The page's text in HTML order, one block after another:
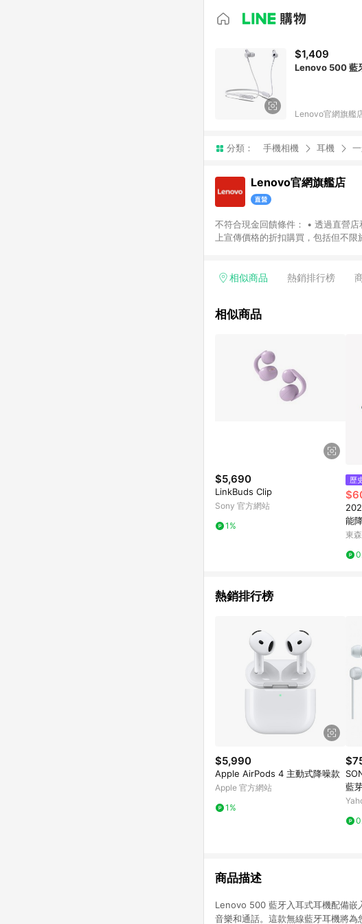
$1,409
Lenovo 500 藍
Lenovo官網旗艦
分類： 手機相機 耳機
Lenovo官網旗艦店
不符合現金回饋條件： • 透過直營
上宣傳價格的折扣購買，包括但不
算現金回饋，不包括： • 費用 • 稅收 • 運費和送貨費 • 信用
相似商品 熱銷排行榜
相似商品
$5,690
LinkBuds Clip
Sony 官方網站
1%
歷
能
耳
東
熱銷排行榜
$5,990
Apple AirPods 4 主動式降噪款
Apple 官方網站
1%
藍
商品描述
Lenovo 500 藍牙入耳式耳機配備嵌
音樂和通話。這款無線藍牙耳機將